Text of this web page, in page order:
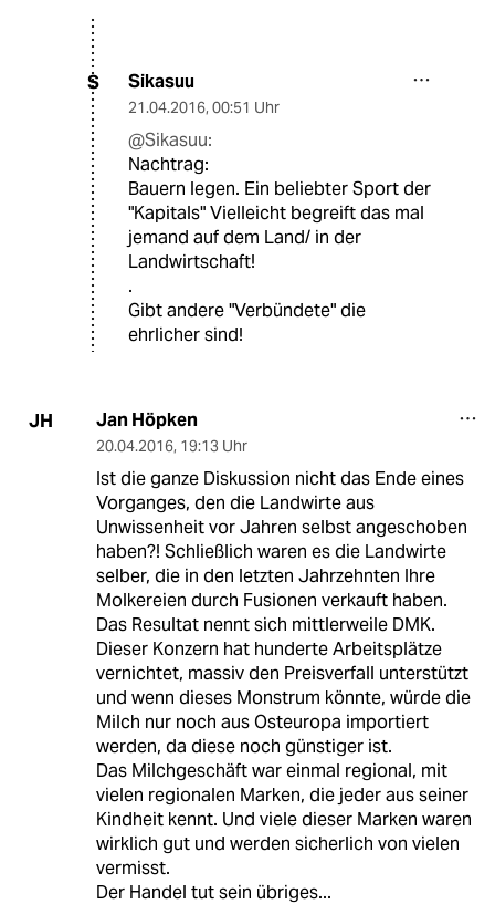
S Sikasuu
21.04.2016, 00:51 Uhr
@Sikasuu:
Nachtrag:
Bauern legen. Ein beliebter Sport der
"Kapitals" Vielleicht begreift das mal
jemand auf dem Land/ in der
Landwirtschaft!
.
Gibt andere "Verbündete" die
ehrlicher sind!
JH Jan Höpken
20.04.2016, 19:13 Uhr
Ist die ganze Diskussion nicht das Ende eines
Vorganges, den die Landwirte aus
Unwissenheit vor Jahren selbst angeschoben
haben?! Schließlich waren es die Landwirte
selber, die in den letzten Jahrzehnten Ihre
Molkereien durch Fusionen verkauft haben.
Das Resultat nennt sich mittlerweile DMK.
Dieser Konzern hat hunderte Arbeitsplätze
vernichtet, massiv den Preisverfall unterstützt
und wenn dieses Monstrum könnte, würde die
Milch nur noch aus Osteuropa importiert
werden, da diese noch günstiger ist.
Das Milchgeschäft war einmal regional, mit
vielen regionalen Marken, die jeder aus seiner
Kindheit kennt. Und viele dieser Marken waren
wirklich gut und werden sicherlich von vielen
vermisst.
Der Handel tut sein übriges...